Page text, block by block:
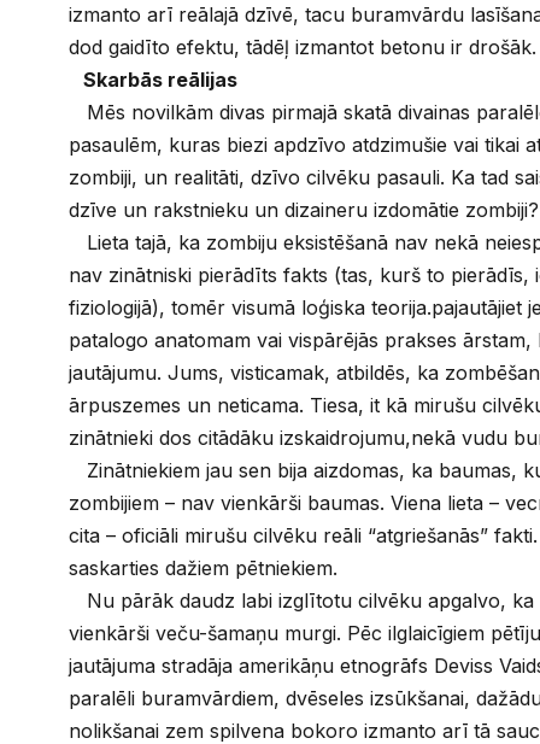
izmanto arī reālajā dzīvē, tacu buramvārdu
dod gaidīto efektu, tādēļ izmantot betonu ir drošāk.
Skarbās reālijas
Mēs novilkām divas pirmajā skatā divainas
pasaulēm, kuras biezi apdzīvo atdzimušie vai tikai
zombiji, un realitāti, dzīvo cilvēku pasauli. Ka tad
dzīve un rakstnieku un dizaineru izdomātie
Lieta tajā, ka zombiju eksistēšanā nav nekā
nav zinātniski pierādīts fakts (tas, kurš to pierādīs,
fiziologijā), tomēr visumā loģiska teorija.pajautājiet
patalogo anatomam vai vispārējās prakses
jautājumu. Jums, visticamak, atbildēs, ka
ārpuszemes un neticama. Tiesa, it kā mirušu
zinātnieki dos citādāku izskaidrojumu,nekā vudu
Zinātniekiem jau sen bija aizdomas, ka baumas,
zombijiem – nav vienkārši baumas. Viena lieta –
cita – oficiāli mirušu cilvēku reāli “atgriešanās”
saskarties dažiem pētniekiem.
Nu pārāk daudz labi izglītotu cilvēku apgalvo, ka
vienkārši veču-šamaņu murgi. Pēc ilglaicīgiem
jautājuma stradāja amerikāņu etnogrāfs Deviss
paralēli buramvārdiem, dvēseles izsūkšanai,
nolikšanai zem spilvena bokoro izmanto arī tā